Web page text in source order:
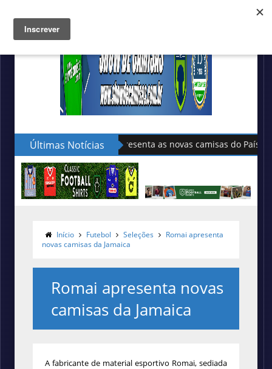
Últimas Notícias
Sudu apresenta as novas camisas do País de Gales
Início Futebol Seleções
Romai apresenta
novas camisas da Jamaica
Romai apresenta novas
camisas da Jamaica
A fabricante de material esportivo Romai, sediada